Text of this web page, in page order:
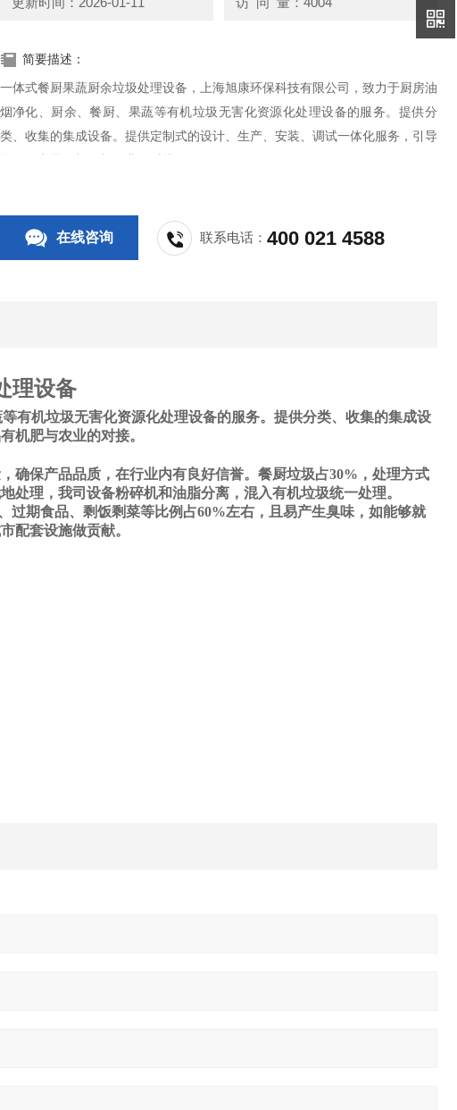
简要描述：
一体式餐厨果蔬厨余垃圾处理设备，上海旭康环保科技有限公司，致力于厨房油
烟净化、厨余、餐厨、果蔬等有机垃圾无害化资源化处理设备的服务。提供分
类、收集的集成设备。提供定制式的设计、生产、安装、调试一体化服务，引导
资源化产品有机肥与农业的对接。
在线咨询 联系电话：400 021 4588
理设备
有机垃圾无害化资源化处理设备的服务。提供分类、收集的集成设
机肥与农业的对接。
确保产品品质，在行业内有良好信誉。餐厨垃圾占30%，处理方式
处理，我司设备粉碎机和油脂分离，混入有机垃圾统一处理。
期食品、剩饭剩菜等比例占60%左右，且易产生臭味，如能够就
配套设施做贡献。